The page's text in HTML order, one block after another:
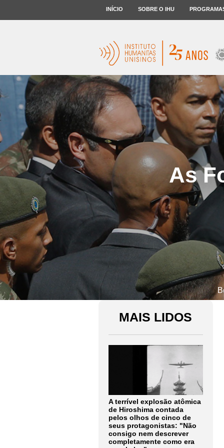
INÍCIO SOBRE O IHU
As
MAIS LIDOS
A terrível explosão atômica
de Hiroshima contada
pelos olhos de cinco de
seus protagonistas: "Não
consigo nem descrever
completamente como era